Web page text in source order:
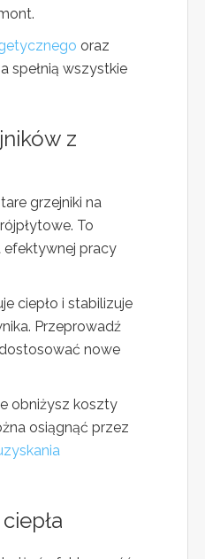
oraz
spełnią wszystkie
z
grzejniki na
To
efektywnej pracy
ciepło i stabilizuje
Przeprowadź
nowe
obniżysz koszty
osiągnąć przez